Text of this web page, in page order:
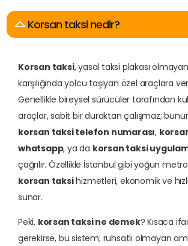
Korsan taksi nedir?
Korsan taksi, yasal taksi plakası
karşılığında yolcu taşıyan özel araçlara
Genellikle bireysel sürücüler tarafından
araçlar, sabit bir duraktan çalışmaz;
korsan taksi telefon numarası,
whatsapp, ya da korsan taksi
çağrılır. Özellikle İstanbul gibi yoğun
korsan taksihizmetleri, ekonomik ve
sunar.
Peki, korsan taksi ne demek? Kısaca
gerekirse, bu sistem; ruhsatlı olmayan